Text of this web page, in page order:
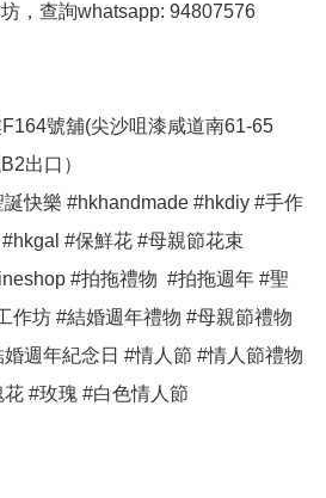
，查詢whatsapp: 94807576
號舖(尖沙咀漆咸道南61-65
出口）
快樂 #hkhandmade #hkdiy #手作
#保鮮花 #母親節花束
#拍拖禮物  #拍拖週年 #聖
作坊 #結婚週年禮物 #母親節禮物
週年紀念日 #情人節 #情人節禮物
#玫瑰 #白色情人節